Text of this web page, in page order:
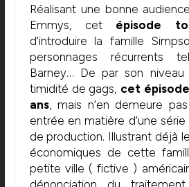
Réalisant une bonne
Emmys, cet épisode
d’introduire la famille
personnages récurrents
Barney… De par son
timidité de gags, cet
ans, mais n’en demeure
entrée en matière d’une
de production. Illustrant déjà
économiques de cette
petite ville ( fictive )